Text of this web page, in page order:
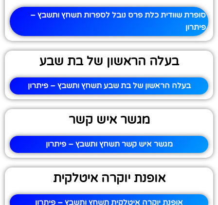
סופרת שוודית כלת פרס נובל לספרות תשחץ ותשבץ –
פיתרון
בעלה הראשון של בת שבע
בעלה הראשון של בת שבע תשחץ ותשבץ – פיתרון
מגשר איש קשר
מגשר איש קשר תשחץ ותשבץ – פיתרון
אופנת יוקרה איטלקית
אופנת יוקרה איטלקית תשחץ ותשבץ – פיתרון